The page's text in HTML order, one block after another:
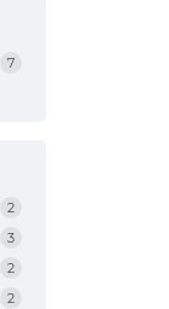
7
2
3
2
2